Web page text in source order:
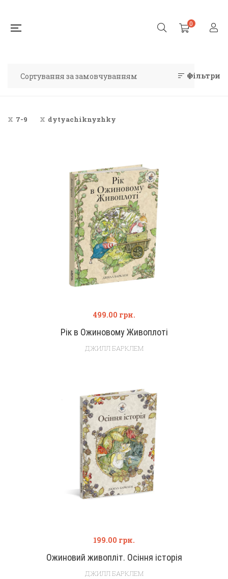
0
Фільтри
7-9 dytyachiknyzhky
Рік в Ожиновому Живоплоті
499.00 грн.
ДЖИЛЛ БАРКЛЕМ
Ожиновий живопліт. Осіння історія
199.00 грн.
ДЖИЛЛ БАРКЛЕМ